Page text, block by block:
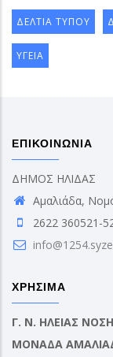
ΔΕΛΤΙΑ ΤΥΠΟΥ
ΥΓΕΙΑ
ΕΠΙΚΟΙΝΩΝΙΑ
ΔΗΜΟΣ ΗΛΙΔΑΣ
Αμαλιάδα,
2622 360521-
ΧΡΗΣΙΜΑ
Γ. Ν. ΗΛΕΙΑΣ
ΜΟΝΑΔΑ